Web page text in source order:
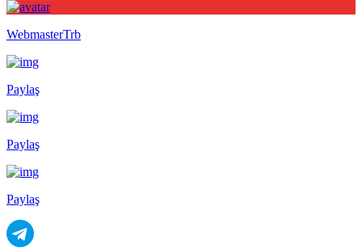
WebmasterTrb
Paylaş
Paylaş
Paylaş